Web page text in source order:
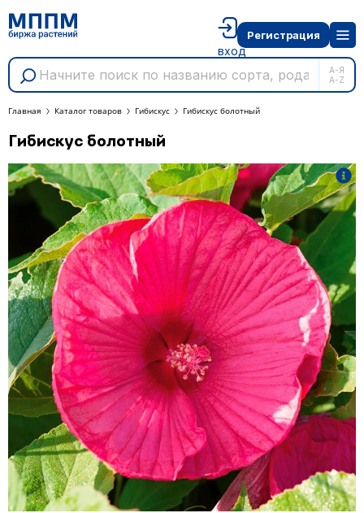
А-Я
A-Z
вход
Регистрация
Главная Каталог товаров Гибискус Гибискус болотный
Гибискус болотный